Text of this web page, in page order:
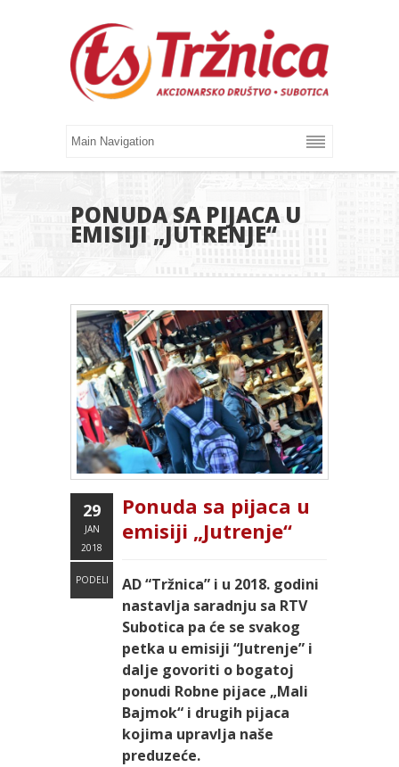
PONUDA SA PIJACA U
EMISIJI „JUTRENJE“
29
JAN
2018
PODELI
Ponuda sa pijaca u
emisiji „Jutrenje“
AD “Tržnica” i u 2018. godini
nastavlja saradnju sa RTV
Subotica pa će se svakog
petka u emisiji “Jutrenje” i
dalje govoriti o bogatoj
ponudi Robne pijace „Mali
Bajmok“ i drugih pijaca
kojima upravlja naše
preduzeće.